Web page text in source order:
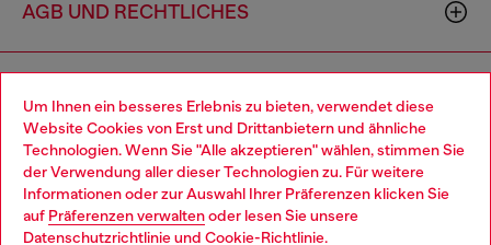
Um Ihnen ein besseres Erlebnis zu bieten, verwendet diese
Website Cookies von Erst und Drittanbietern und ähnliche
Technologien. Wenn Sie "Alle akzeptieren" wählen, stimmen Sie
der Verwendung aller dieser Technologien zu. Für weitere
Informationen oder zur Auswahl Ihrer Präferenzen klicken Sie
auf Präferenzen verwaltenoder lesen Sie unsere
Datenschutzrichtlinieund Cookie-Richtlinie.
AGB UND RECHTLICHES
CORPORATE
Choose your location
You are currently browsing Österreich website, but it seems you